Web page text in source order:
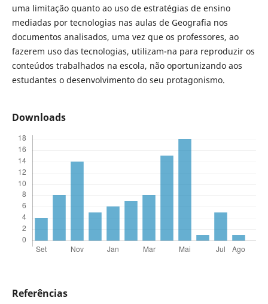
uma limitação quanto ao uso de estratégias de ensino
mediadas por tecnologias nas aulas de Geografia nos
documentos analisados, uma vez que os professores, ao
fazerem uso das tecnologias, utilizam-na para reproduzir os
conteúdos trabalhados na escola, não oportunizando aos
estudantes o desenvolvimento do seu protagonismo.
Downloads
Referências